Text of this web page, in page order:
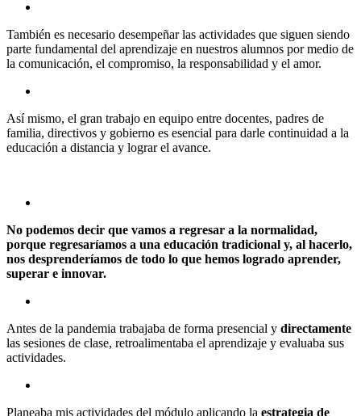
También es necesario desempeñar las actividades que siguen siendo
parte fundamental del aprendizaje en nuestros alumnos por medio de
la comunicación, el compromiso, la responsabilidad y el amor.
Así mismo, el gran trabajo en equipo entre docentes, padres de
familia, directivos y gobierno es esencial para darle continuidad a la
educación a distancia y lograr el avance.
No podemos decir que vamos a regresar a la normalidad,
porque regresaríamos a una educación tradicional y, al hacerlo,
nos desprenderíamos de todo lo que hemos logrado aprender,
superar e innovar.
Antes de la pandemia trabajaba de forma presencial y directamente
las sesiones de clase, retroalimentaba el aprendizaje y evaluaba sus
actividades.
Planeaba mis actividades del módulo aplicando la estrategia de